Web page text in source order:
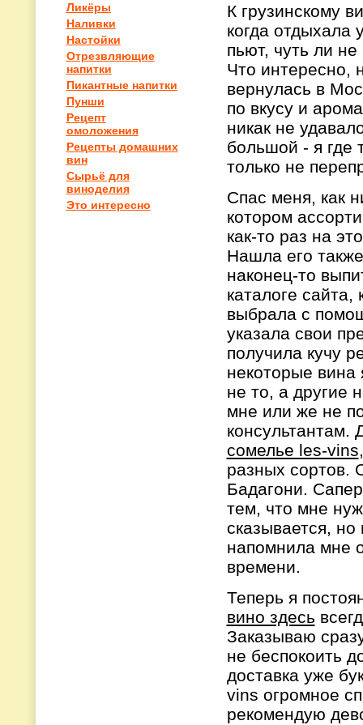
Ликёры
Наливки
Настойки
Отрезвляющие
напитки
Пикантные напитки
Пунши
Рецепт
омоложения
Рецепты домашних
вин
Сырьё для
виноделия
Это интересно
К грузинскому
когда отдыхала
пьют, чуть ли
Что интересно,
вернулась в
по вкусу и
никак не
большой - я где
только не
Спас меня, как
котором
как-то раз на
Нашла его
наконец-то
каталоге сайта,
выбрала с
указала свои
получила кучу
некоторые вина
не то, а другие
мне или же не
сомелье les-vins
разных сортов.
Бадагони.
тем, что мне
сказывается,
напомнила мне
времени.
Теперь я
вино здесь
Заказываю
не беспокоить
доставка уже
vins огромное
рекомендую